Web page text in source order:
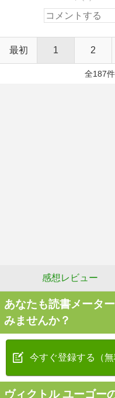
最初 1 2
全187
感想レビュー
あなたも読書メータ
みませんか？
今すぐ登録する（無
ヴィクトル ユーゴー